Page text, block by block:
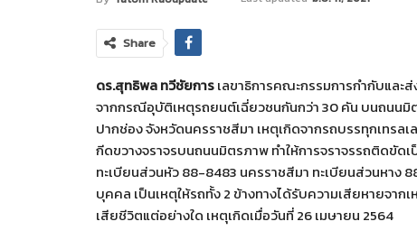
Share
ดร.สุทธิพล ทวีชัยการเลขาธิการคณะกรรมการกำกับและ
จากกรณีอุบัติเหตุรถยนต์เฉี่ยวชนกันกว่า 30 คัน บนถนนมิ
ปากช่อง จังหวัดนครราชสีมา เหตุเกิดจากรถบรรทุกเทรล
กีดขวางจราจรบนถนนมิตรภาพ ทำให้การจราจรรถติดขัด
ทะเบียนส่วนหัว 88-8483 นครราชสีมา ทะเบียนส่วนหา
บุคคล เป็นเหตุให้รถทั้ง 2 ข้างทางได้รับความเสียหายจา
เสียชีวิตแต่อย่างใด เหตุเกิดเมื่อวันที่ 26 เมษายน 2564